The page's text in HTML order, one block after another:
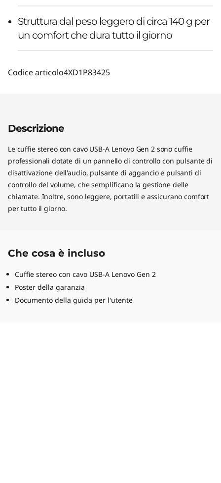
Struttura dal peso leggero di circa 140 g per
un comfort che dura tutto il giorno
Codice articolo4XD1P83425
Descrizione
Le cuffie stereo con cavo USB-A Lenovo Gen 2 sono cuffie
professionali dotate di un pannello di controllo con pulsante di
disattivazione dell'audio, pulsante di aggancio e pulsanti di
controllo del volume, che semplificano la gestione delle
chiamate. Inoltre, sono leggere, portatili e assicurano comfort
per tutto il giorno.
Che cosa è incluso
Cuffie stereo con cavo USB-A Lenovo Gen 2
Poster della garanzia
Documento della guida per l'utente